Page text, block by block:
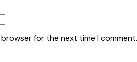
browser for the next time I comment.